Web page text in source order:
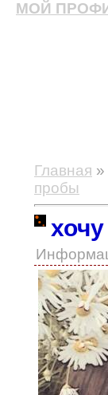
МОЙ
Главная »
пробы